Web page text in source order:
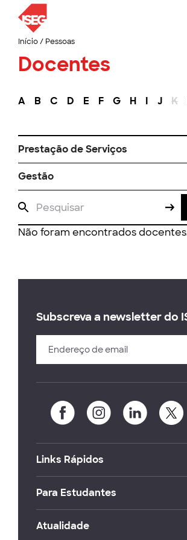
Início/ Pessoas
Docentes
A B C D E F G H I J K
Prestação de Serviços
Gestão
Não foram encontrados
Subscreva a newsletter do
Links Rápidos
Para Estudantes
Atualidade